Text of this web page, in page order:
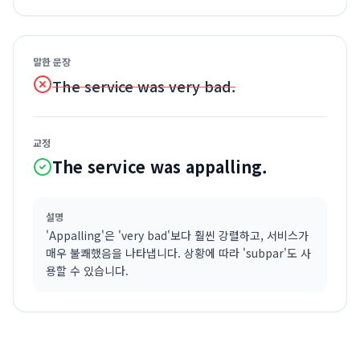
말한 문장
The service was very bad.
교정
The service was appalling.
설명
'Appalling'은 'very bad'보다 훨씬 강렬하고, 서비스가
매우 불쾌했음을 나타냅니다. 상황에 따라 'subpar'도 사
용할 수 있습니다.